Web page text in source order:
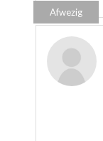
Afwezig